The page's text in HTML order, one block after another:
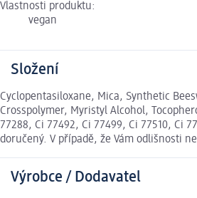
Vlastnosti produktu:
vegan
Složení
Cyclopentasiloxane, Mica, Synthetic
Crosspolymer, Myristyl Alcohol,
77288, Ci 77492, Ci 77499, Ci 77510, Ci
doručený. V případě, že Vám odlišnosti
Výrobce / Dodavatel